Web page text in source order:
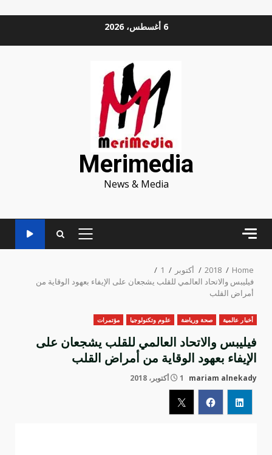
6 أغسطس، 2026
Merimedia
News & Media
PRIMARY
Home
2018 أكتوبر
1
فيليبس والاتحاد العالمي للقلب يشجعان على الإيفاء بعهود الوقاية من
أمراض القلب
أخبار عالمية صحة ورياضة علوم وتكنولوجيا مؤتمرات
فيليبس والاتحاد العالمي للقلب يشجعان على
الإيفاء بعهود الوقاية من أمراض القلب
mariam alnekady 1 أكتوبر، 2018